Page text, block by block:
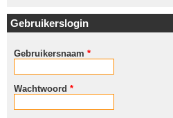
Gebruikerslogin
Gebruikersnaam *
Wachtwoord *